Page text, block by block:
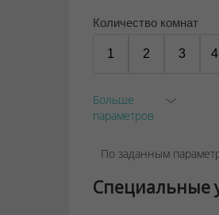
Количество комнат
1 2 3
Больше
параметров
По заданным
Специальные